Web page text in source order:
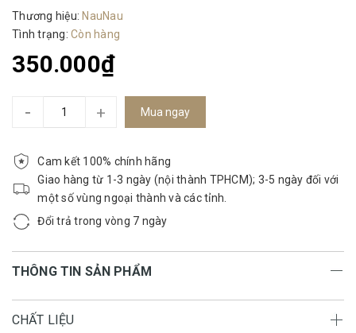
Thương hiệu: NauNau
Tình trạng: Còn hàng
350.000₫
- + Mua ngay
Cam kết 100% chính hãng
Giao hàng từ 1-3 ngày (nội thành TPHCM); 3-5 ngày đối với
một số vùng ngoại thành và các tỉnh.
Đổi trả trong vòng 7 ngày
THÔNG TIN SẢN PHẨM
CHẤT LIỆU